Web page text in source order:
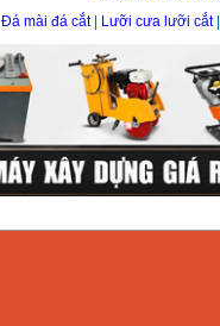
Đá mài đá cắt| Lưỡi cưa lưỡi cắt